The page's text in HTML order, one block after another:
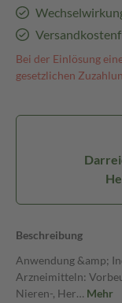
Bei der Einlösung
gesetzlichen
Beschreibung
Anwendung &amp;
Arzneimitteln:
Nieren-, Her… Mehr